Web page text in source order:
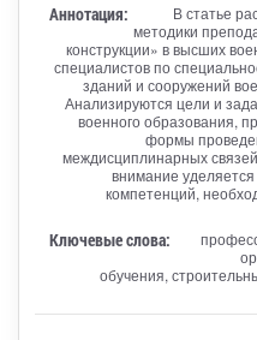
Аннотация:
В статье
методики
конструкции» в высших
специалистов по
зданий и сооружений
Анализируются цели и
военного образования,
формы
междисциплинарных
внимание
компетенций,
Ключевые слова:
обучения,